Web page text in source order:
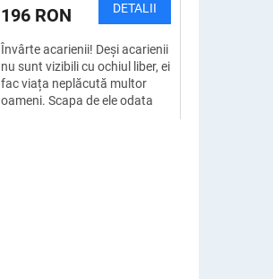
196 RON DETALII
Învârte acarienii! Deși acarienii
nu sunt vizibili cu ochiul liber, ei
fac viața neplăcută multor
oameni. Scapa de ele odata